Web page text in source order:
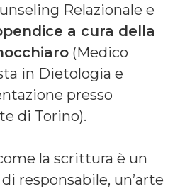
Relazionale e
a cura della
(Medico
in Dietologia e
presso
di Torino).
la scrittura è un
responsabile, un’arte